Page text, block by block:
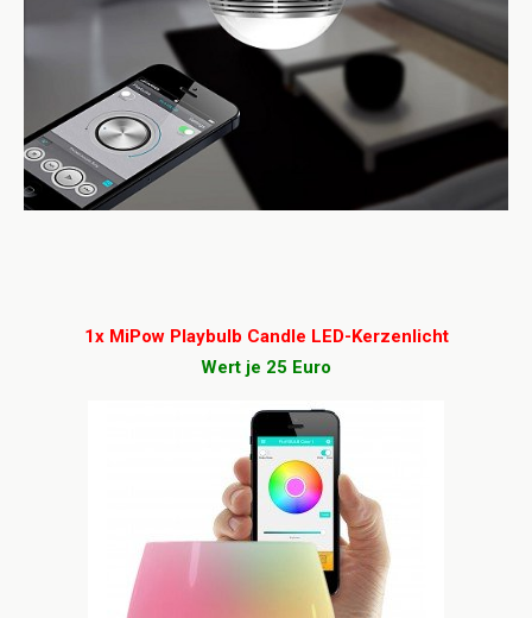
1x MiPow Playbulb Candle LED-Kerzenlicht
Wert je 25 Euro